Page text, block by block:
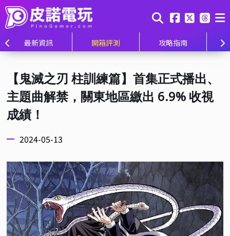
最新資訊 開箱評測 攻略指南
【鬼滅之刃 柱訓練篇】首集正式播出、
主題曲解禁，關東地區繳出 6.9% 收視
成績！
2024-05-13